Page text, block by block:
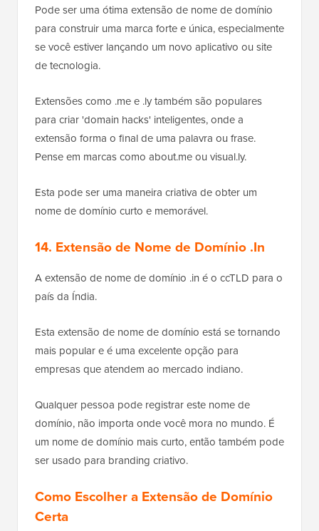
Pode ser uma ótima extensão de nome de domínio
para construir uma marca forte e única, especialmente
se você estiver lançando um novo aplicativo ou site
de tecnologia.
Extensões como .me e .ly também são populares
para criar 'domain hacks' inteligentes, onde a
extensão forma o final de uma palavra ou frase.
Pense em marcas como about.me ou visual.ly.
Esta pode ser uma maneira criativa de obter um
nome de domínio curto e memorável.
14. Extensão de Nome de Domínio .In
A extensão de nome de domínio .in é o ccTLD para o
país da Índia.
Esta extensão de nome de domínio está se tornando
mais popular e é uma excelente opção para
empresas que atendem ao mercado indiano.
Qualquer pessoa pode registrar este nome de
domínio, não importa onde você mora no mundo. É
um nome de domínio mais curto, então também pode
ser usado para branding criativo.
Como Escolher a Extensão de Domínio
Certa